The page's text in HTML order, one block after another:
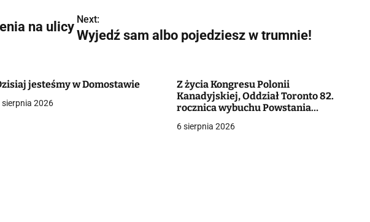
na ulicy Next:
Wyjedź sam albo pojedziesz w trumnie!
jesteśmy w Domostawie
sierpnia 2026
Z życia Kongresu Polonii
Kanadyjskiej, Oddział Toronto 82.
rocznica wybuchu Powstania
6 sierpnia 2026